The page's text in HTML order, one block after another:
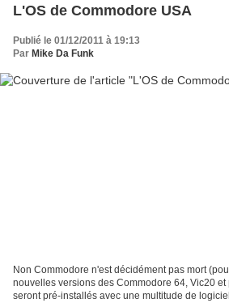
L'OS de Commodore USA
Publié le 01/12/2011 à 19:13
Par Mike Da Funk
Non Commodore n'est décidément pas mort
nouvelles versions des Commodore 64, Vic20
seront pré-installés avec une multitude de